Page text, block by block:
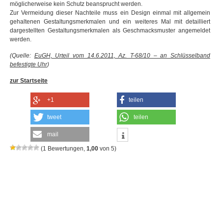
möglicherweise kein Schutz beansprucht werden.
Zur Vermeidung dieser Nachteile muss ein Design einmal mit allgemein
gehaltenen Gestaltungsmerkmalen und ein weiteres Mal mit detailliert
dargestellten Gestaltungsmerkmalen als Geschmacksmuster angemeldet
werden.
(Quelle: EuGH, Urteil vom 14.6.2011, Az. T-68/10 – an Schlüsselband
befestigte Uhr)
zur Startseite
+1 teilen
tweet teilen
mail
(1 Bewertungen, 1,00 von 5)